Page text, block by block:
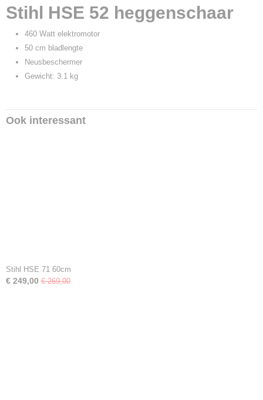
Stihl HSE 52 heggenschaar
460 Watt elektromotor
50 cm bladlengte
Neusbeschermer
Gewicht: 3.1 kg
Ook interessant
Stihl HSE 71 60cm
€ 249,00 € 269,00